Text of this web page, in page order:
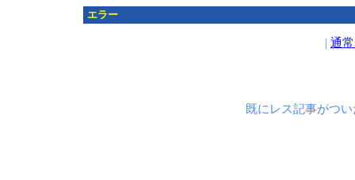
エラー
| 通
既にレス記事がつ